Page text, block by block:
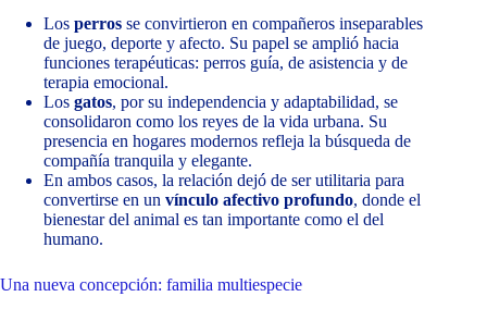
Los perros se convirtieron en compañeros inseparables
de juego, deporte y afecto. Su papel se amplió hacia
funciones terapéuticas: perros guía, de asistencia y de
terapia emocional.
Los gatos, por su independencia y adaptabilidad, se
consolidaron como los reyes de la vida urbana. Su
presencia en hogares modernos refleja la búsqueda de
compañía tranquila y elegante.
En ambos casos, la relación dejó de ser utilitaria para
convertirse en un vínculo afectivo profundo, donde el
bienestar del animal es tan importante como el del
humano.
Una nueva concepción: familia multiespecie